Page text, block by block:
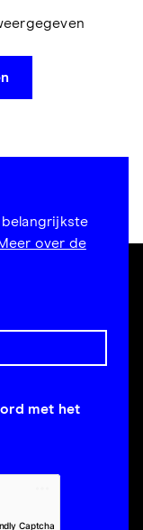
over de
met het
Captcha